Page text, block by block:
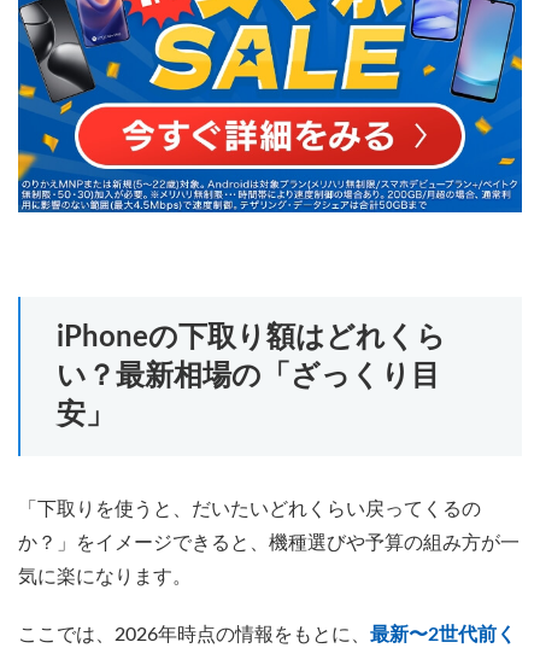
iPhoneの下取り額はどれくら
い？最新相場の「ざっくり目
安」
「下取りを使うと、だいたいどれくらい戻ってくるの
か？」をイメージできると、機種選びや予算の組み方が一
気に楽になります。
ここでは、2026年時点の情報をもとに、 最新〜2世代前く